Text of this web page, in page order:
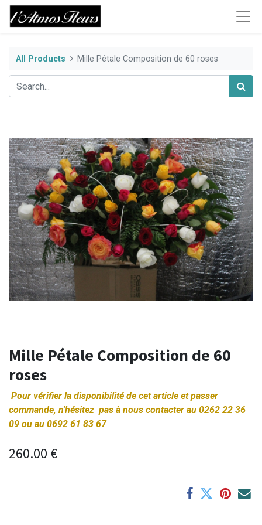
All Products Mille Pétale Composition de 60 roses
Mille Pétale Composition de 60
roses
Pour vérifier la disponibilité de cet article et passer
commande, n'hésitez pas à nous contacter au 0262 22 36
09 ou au 0692 61 83 67
260.00 €